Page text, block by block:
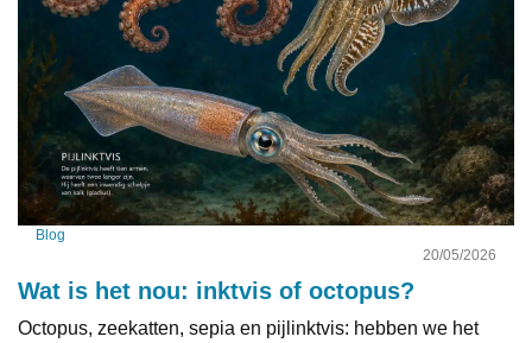
Blog
20/05/2026
Wat is het nou: inktvis of octopus?
Octopus, zeekatten, sepia en pijlinktvis: hebben we het